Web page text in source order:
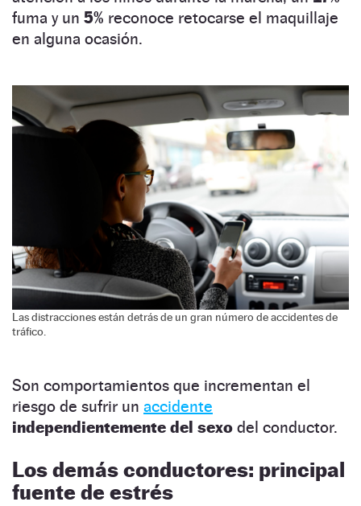
fuma y un 5% reconoce retocarse el maquillaje
en alguna ocasión.
Las distracciones están detrás de un gran número de accidentes de
tráfico.
Son comportamientos que incrementan el
riesgo de sufrir un accidente
independientemente del sexo del conductor.
Los demás conductores: principal
fuente de estrés